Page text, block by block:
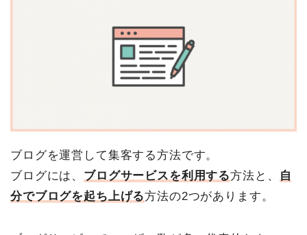
ブログを運営して集客する方法です。
ブログには、 ブログサービスを利用する方法と、
自
分でブログを起ち上げる方法の2つがあります。